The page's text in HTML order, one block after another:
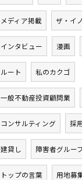
メディア掲載 ザ・イ
インタビュー 漫画
ルート 私のカクゴ
一般不動産投資顧問業
コンサルティング 採
建貸し 障害者グルー
トップの言葉 用地募